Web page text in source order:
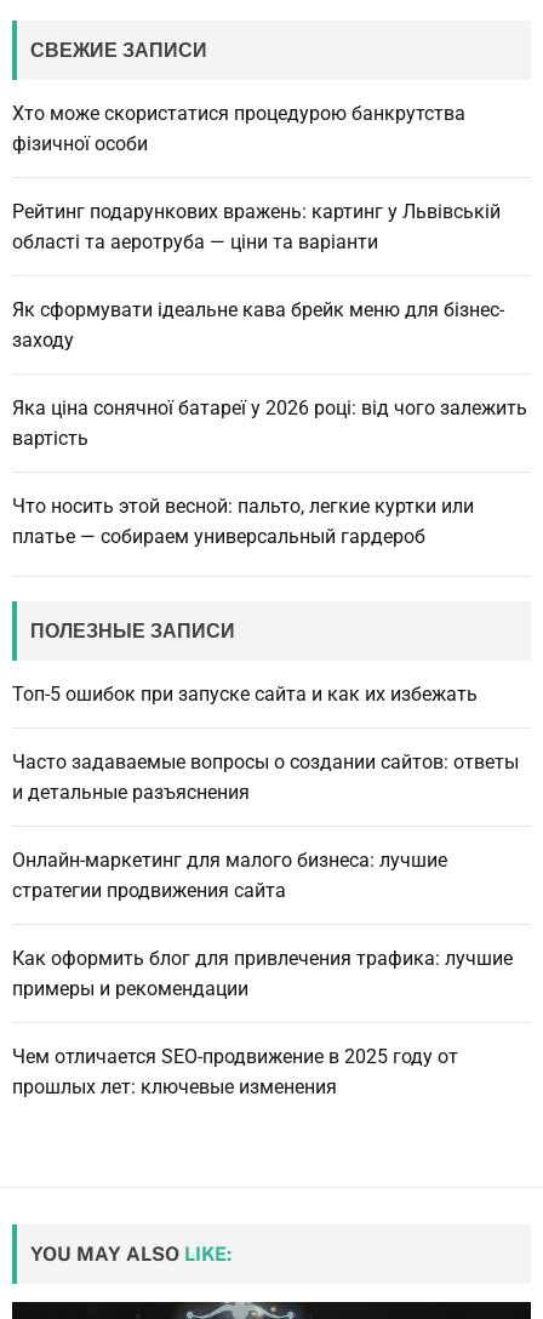
СВЕЖИЕ ЗАПИСИ
Хто може скористатися процедурою банкрутства
фізичної особи
Рейтинг подарункових вражень: картинг у Львівській
області та аеротруба — ціни та варіанти
Як сформувати ідеальне кава брейк меню для бізнес-
заходу
Яка ціна сонячної батареї у 2026 році: від чого залежить
вартість
Что носить этой весной: пальто, легкие куртки или
платье — собираем универсальный гардероб
ПОЛЕЗНЫЕ ЗАПИСИ
Топ-5 ошибок при запуске сайта и как их избежать
Часто задаваемые вопросы о создании сайтов: ответы
и детальные разъяснения
Онлайн-маркетинг для малого бизнеса: лучшие
стратегии продвижения сайта
Как оформить блог для привлечения трафика: лучшие
примеры и рекомендации
Чем отличается SEO-продвижение в 2025 году от
прошлых лет: ключевые изменения
YOU MAY ALSO LIKE: